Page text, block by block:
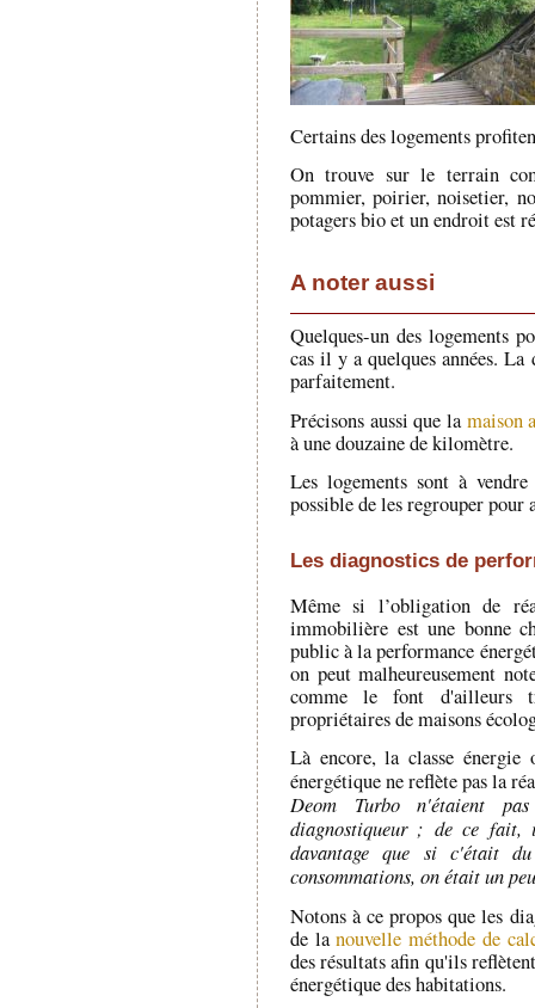
Certains des logements
On trouve sur le terrain
pommier, poirier, noisetier,
potagers bio et un endroit est
A noter aussi
Quelques-un des logements
cas il y a quelques années.
parfaitement.
Précisons aussi que la maison
à une douzaine de kilomètre.
Les logements sont à
possible de les regrouper pour
Les diagnostics de
Même si l’obligation de
immobilière est une bonne
public à la performance
on peut malheureusement
comme le font d'ailleurs
propriétaires de maisons
Là encore, la classe énergie
énergétique ne reflète pas la
Deom Turbo n'étaient
diagnostiqueur ; de ce fait,
davantage que si c'était
consommations, on était un
Notons à ce propos que les
de lanouvelle méthode de
des résultats afin qu'ils
énergétique des habitations.